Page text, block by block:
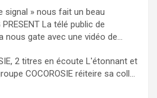
signal » nous fait un beau
PRESENT La télé public de
nous gate avec une vidéo de...
2 titres en écoute L'étonnant et
COCOROSIE réiteire sa coll...